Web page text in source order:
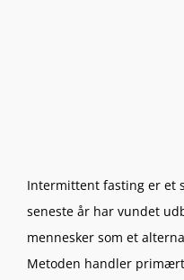
Intermittent fasting er et
seneste år har vundet
mennesker som et
Metoden handler